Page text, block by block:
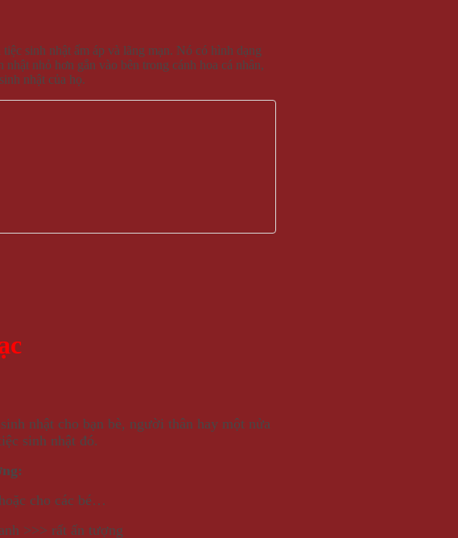
sinh nhật ấm áp và lãng mạn. Nó có hình dạng
nhỏ hơn gắn vào bên trong cánh hoa cá nhân,
nhật của họ.
nhật cho bạn bè, người thân hay một nửa
sinh nhật đó.
cho các bé…
>>> rất ấn tượng